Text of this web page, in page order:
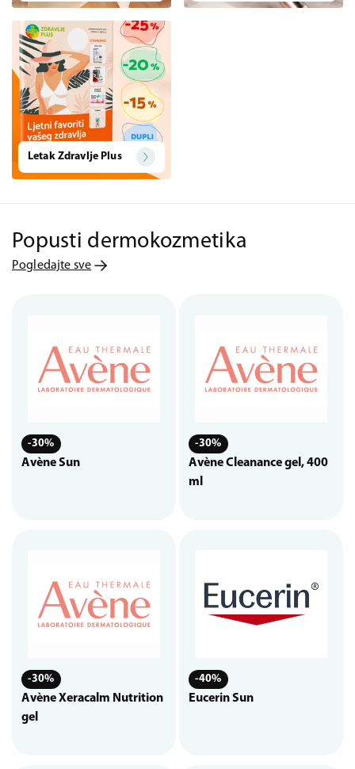
Letak Zdravlje Plus
Popusti dermokozmetika
Pogledajte sve
-30%
Avène Sun
-30%
Avène Cleanance gel, 400
ml
-30%
Avène Xeracalm Nutrition
gel
-40%
Eucerin Sun